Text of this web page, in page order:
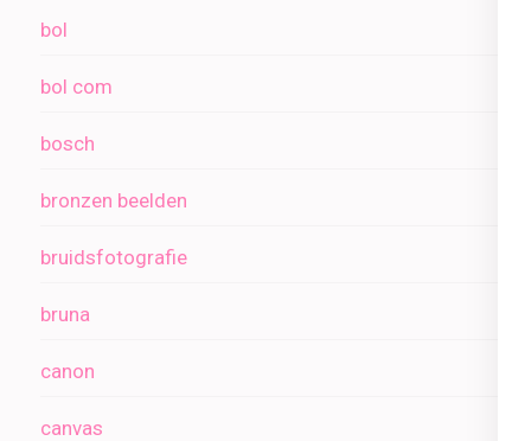
bol
bol com
bosch
bronzen beelden
bruidsfotografie
bruna
canon
canvas